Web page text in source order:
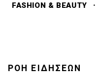
FASHION & BEAUTY ·
ΡΟΗ ΕΙΔΗΣΕΩΝ